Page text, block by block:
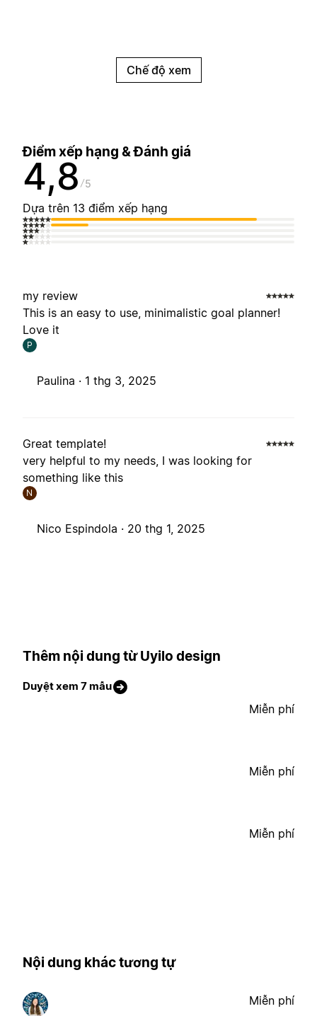
Chế độ xem
Điểm xếp hạng & Đánh giá
4,8 5
Dựa trên 13 điểm xếp hạng
my review
This is an easy to use, minimalistic goal planner!
Love it
P
Paulina · 1 thg 3, 2025
Great template!
very helpful to my needs, I was looking for
something like this
N
Nico Espindola · 20 thg 1, 2025
Thêm nội dung từ Uyilo design
Duyệt xem 7 mẫu
Miễn phí
Miễn phí
Miễn phí
Nội dung khác tương tự
Miễn phí